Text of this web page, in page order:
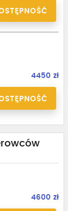
4450 zł
4600 zł